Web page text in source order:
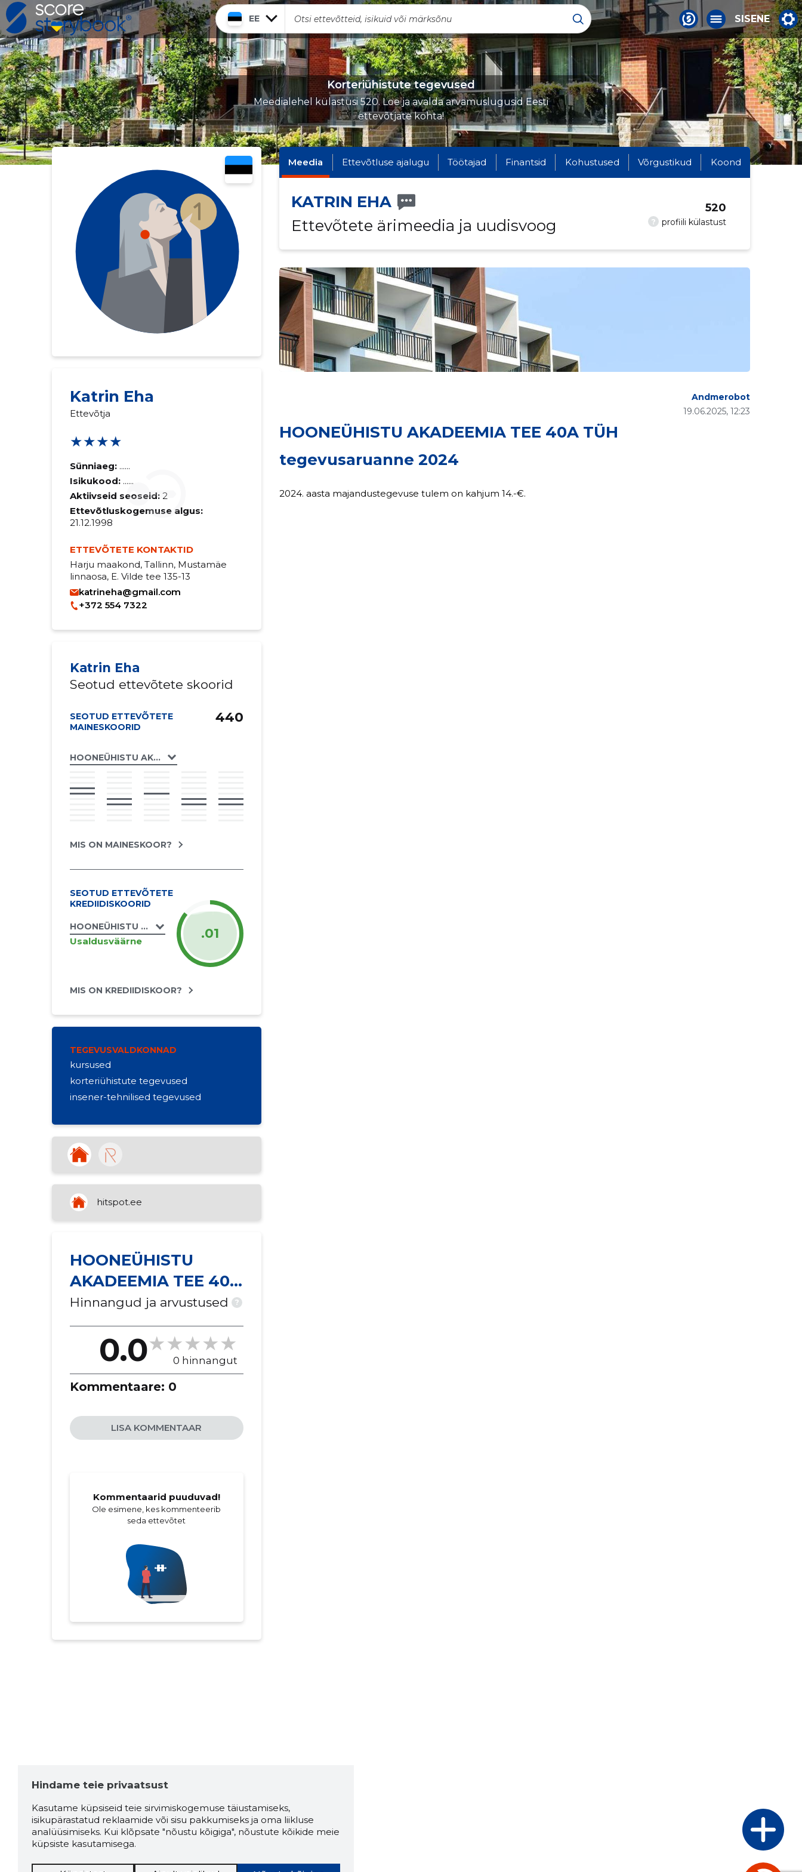
EE SISENE
Korteriühistute tegevused
Meedialehel külastusi 520. Loe ja avalda arvamuslugusid Eesti
ettevõtjate kohta!
Katrin Eha
Ettevõtja
★★★★
Sünniaeg: ......
Isikukood: ......
Aktiivseid seoseid: 2
Ettevõtluskogemuse algus:
21.12.1998
ETTEVÕTETE KONTAKTID
Harju maakond, Tallinn, Mustamäe
linnaosa, E. Vilde tee 135-13
katrineha@gmail.com
+372 554 7322
Katrin Eha
Seotud ettevõtete skoorid
SEOTUD ETTEVÕTETE
MAINESKOORID
HOONEÜHISTU AKADEEMIA TEE 40A TÜH
440
MIS ON MAINESKOOR?
SEOTUD ETTEVÕTETE
KREDIIDISKOORID
HOONEÜHISTU AKADEEMIA TEE 40A TÜH
Usaldusväärne .01
MIS ON KREDIIDISKOOR?
TEGEVUSVALDKONNAD
kursused
korteriühistute tegevused
insener-tehnilised tegevused
hitspot.ee
HOONEÜHISTU
AKADEEMIA TEE 40A
TÜH
Hinnangud ja arvustused ?
0.0 0 hinnangut
Kommentaare: 0
LISA KOMMENTAAR
Kommentaarid puuduvad!
Ole esimene, kes kommenteerib
seda ettevõtet
Meedia Ettevõtluse ajalugu Töötajad Finantsid Kohustused Võrgustikud Koond
KATRIN EHA
Ettevõtete ärimeedia ja uudisvoog
? profiili külastust
520
HOONEÜHISTU AKADEEMIA TEE 40A TÜH
tegevusaruanne 2024
19.06.2025, 12:23
Andmerobot
2024. aasta majandustegevuse tulem on kahjum 14.-€.
Hindame teie privaatsust
Kasutame küpsiseid teie sirvimiskogemuse täiustamiseks,
isikupärastatud reklaamide või sisu pakkumiseks ja oma liikluse
analüüsimiseks. Kui klõpsate "nõustu kõigiga", nõustute kõikide meie
küpsiste kasutamisega.